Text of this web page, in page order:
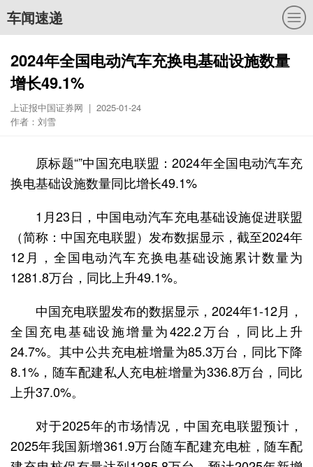
车闻速递
2024年全国电动汽车充换电基础设施数量
增长49.1%
上证报中国证券网 | 2025-01-24
作者：刘雪
原标题“”中国充电联盟：2024年全国电动汽车充
换电基础设施数量同比增长49.1%
1月23日，中国电动汽车充电基础设施促进联盟
（简称：中国充电联盟）发布数据显示，截至2024年
12月，全国电动汽车充换电基础设施累计数量为
1281.8万台，同比上升49.1%。
中国充电联盟发布的数据显示，2024年1-12月，
全国充电基础设施增量为422.2万台，同比上升
24.7%。其中公共充电桩增量为85.3万台，同比下降
8.1%，随车配建私人充电桩增量为336.8万台，同比
上升37.0%。
对于2025年的市场情况，中国充电联盟预计，
2025年我国新增361.9万台随车配建充电桩，随车配